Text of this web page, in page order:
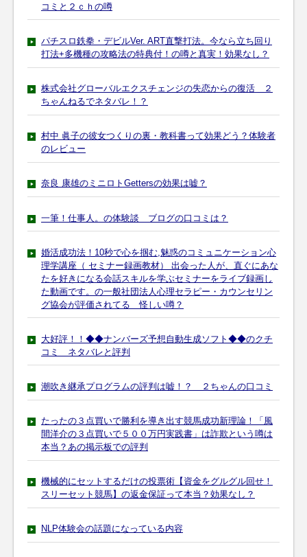
コミと２ｃｈの噂
パチスロ鉄拳・デビルVer. ART直撃打法。今なら立ち回り
打法+多機種の攻略法の特典付！の噂と真実！効果なし？
株式会社グローバルエクスチェンジの失恋からの復活 ２
ちゃんねるでネタバレ！？
村中 眞子の彼女つくりの裏・教科書って効果どう？体験者
のレビュー
奈良 康雄のミニロトGettersの効果は嘘？
一筆！仕事人。の体験談 ブログの口コミは？
婚活成功法！10秒で心を掴む,魅惑のコミュニケーション心
理学講座（ セミナー録画教材） 出会った人が、直ぐにあな
たを好きになる会話スキルを学ぶセミナーをライブ録画し
た動画です。の一般社団法人心理セラピー・カウンセリン
グ協会が評価されてる 怪しい噂？
大好評！！◆◆ナンバーズ予想自動生成ソフト◆◆のクチ
コミ ネタバレと評判
潮吹き継承プログラムの評判は嘘！？ ２ちゃんの口コミ
たったの３点買いで勝利を導き出す競馬成功新理論！「風
間洋介の３点買いで５００万円実践書」は詐欺という噂は
本当？あの掲示板での評判
機械的にセットするだけの投票術【資金をグルグル回せ！
スリーセット競馬】の返金保証って本当？効果なし？
NLP体験会の話題になっている内容